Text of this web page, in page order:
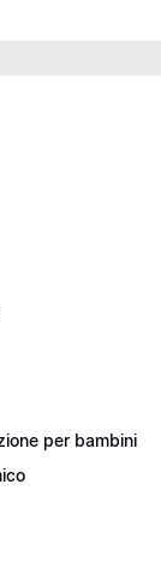
per bambini